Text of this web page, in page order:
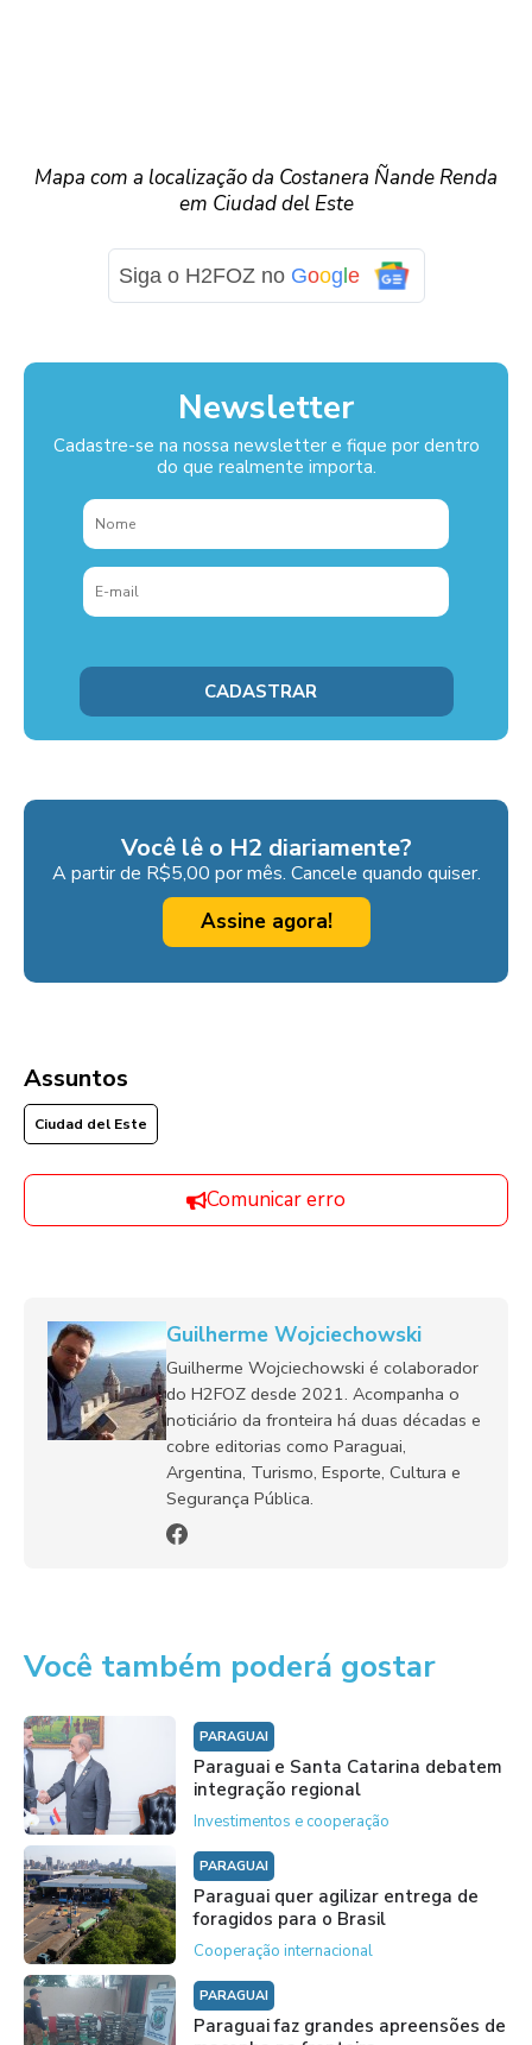
Mapa com a localização da Costanera Ñande Renda
em Ciudad del Este
Siga o H2FOZ no Google
Newsletter
Cadastre-se na nossa newsletter e fique por dentro
do que realmente importa.
Você lê o H2 diariamente?
A partir de R$5,00 por mês. Cancele quando quiser.
Assine agora!
Assuntos
Ciudad del Este
Comunicar erro
Guilherme Wojciechowski
Guilherme Wojciechowski é colaborador
do H2FOZ desde 2021. Acompanha o
noticiário da fronteira há duas décadas e
cobre editorias como Paraguai,
Argentina, Turismo, Esporte, Cultura e
Segurança Pública.
Você também poderá gostar
PARAGUAI
Paraguai e Santa Catarina debatem
integração regional
Investimentos e cooperação
PARAGUAI
Paraguai quer agilizar entrega de
foragidos para o Brasil
Cooperação internacional
PARAGUAI
Paraguai faz grandes apreensões de